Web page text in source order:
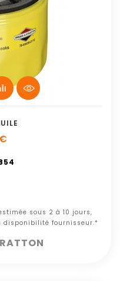
sous 2 à 10 jours,
disponibilité fournisseur.*